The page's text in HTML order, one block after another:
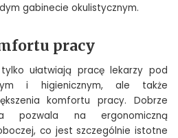
gabinecie okulistycznym.
pracy
ułatwiają pracę lekarzy pod
i higienicznym, ale także
komfortu pracy. Dobrze
pozwala na ergonomiczną
co jest szczególnie istotne